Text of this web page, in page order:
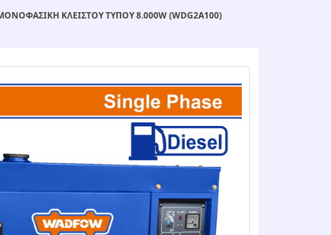
ΚΛΕΙΣΤΟΥ ΤΥΠΟΥ 8.000W (WDG2A100)